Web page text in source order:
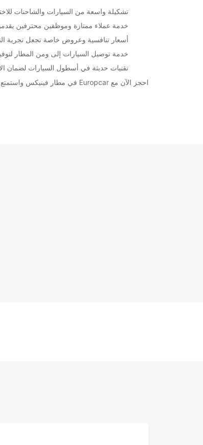
تشكيلة واسعة من السيارات والشاحنات
خدمة عملاء ممتازة وموظفين محترفين
أسعار تنافسية وعروض خاصة تجعل تجربة
خدمة توصيل السيارات إلى ومن المطار
تقنيات حديثة في أسطول السيارات لضمان
احجز الآن مع Europcar في مطار فينيكس واستمتع بأفضل خدمات تأجير السيارات والشاحنات الحديثة والموثوقة. نحن هنا لنجعل رحلتكم أكثر متعة وسهولة!